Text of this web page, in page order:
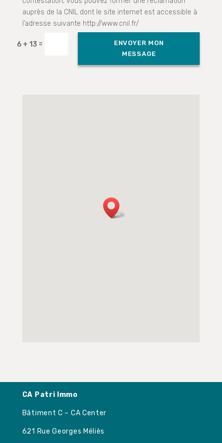
auprès de la CNIL dont le site internet est accessible à
l’adresse suivante http://www.cnil.fr/
6 + 13 =
ENVOYER MON
MESSAGE
CA Patri Immo
Bâtiment C – CA Center
621 Rue Georges Méliès